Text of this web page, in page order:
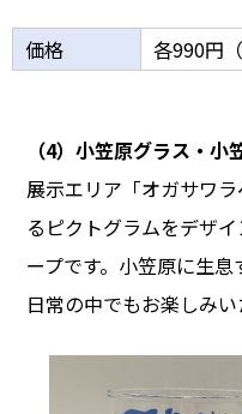
価格 各990円
（4）小笠原グラス・
展示エリア「オガサワ
るピクトグラムをデザ
ープです。小笠原に生息
日常の中でもお楽しみい